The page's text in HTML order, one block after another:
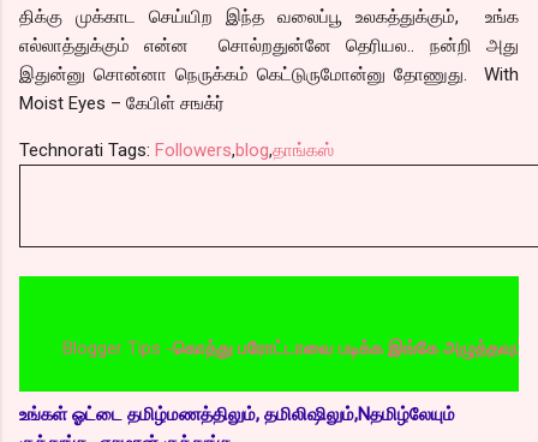
திக்கு முக்காட செய்யிற இந்த வலைப்பூ உலகத்துக்கும், உங்க
எல்லாத்துக்கும் என்ன சொல்றதுன்னே தெரியல.. நன்றி அது
இதுன்னு சொன்னா நெருக்கம் கெட்டுருமோன்னு தோணுது. With
Moist Eyes – கேபிள் சஙக்ர்
Technorati Tags: Followers,blog,தாங்கஸ்
Blogger Tips -கொத்து பரோட்டாவை படிக்க இங்கே அழுத்தவும்
உங்கள் ஓட்டை தமிழ்மணத்திலும், தமிலிஷிலும்,Nதமிழ்லேயும்